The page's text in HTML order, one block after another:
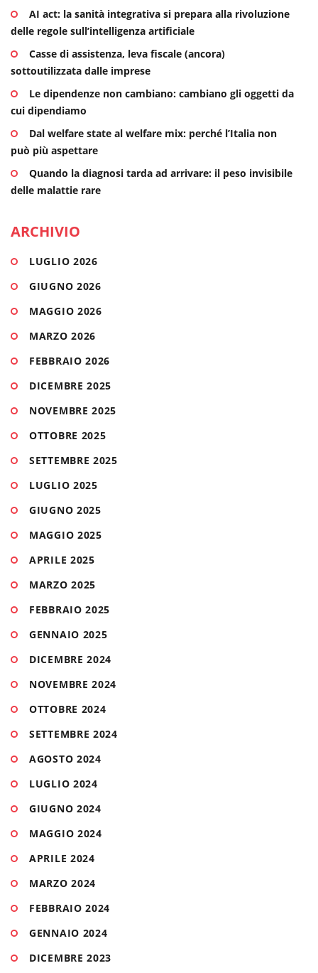
AI act: la sanità integrativa si prepara alla rivoluzione
delle regole sull’intelligenza artificiale
Casse di assistenza, leva fiscale (ancora)
sottoutilizzata dalle imprese
Le dipendenze non cambiano: cambiano gli oggetti da
cui dipendiamo
Dal welfare state al welfare mix: perché l’Italia non
può più aspettare
Quando la diagnosi tarda ad arrivare: il peso invisibile
delle malattie rare
ARCHIVIO
LUGLIO 2026
GIUGNO 2026
MAGGIO 2026
MARZO 2026
FEBBRAIO 2026
DICEMBRE 2025
NOVEMBRE 2025
OTTOBRE 2025
SETTEMBRE 2025
LUGLIO 2025
GIUGNO 2025
MAGGIO 2025
APRILE 2025
MARZO 2025
FEBBRAIO 2025
GENNAIO 2025
DICEMBRE 2024
NOVEMBRE 2024
OTTOBRE 2024
SETTEMBRE 2024
AGOSTO 2024
LUGLIO 2024
GIUGNO 2024
MAGGIO 2024
APRILE 2024
MARZO 2024
FEBBRAIO 2024
GENNAIO 2024
DICEMBRE 2023